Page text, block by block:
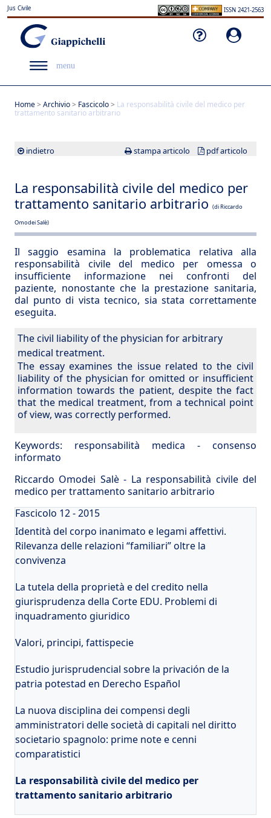
Jus Civile ISSN 2421-2563
menu
Home> Archivio> Fascicolo> La responsabilità civile del medico per
trattamento sanitario arbitrario
indietro stampa articolo pdf articolo
La responsabilità civile del medico per
trattamento sanitario arbitrario (di Riccardo
Omodei Salè)
Il saggio esamina la problematica relativa alla
responsabilità civile del medico per omessa o
insufficiente informazione nei confronti del
paziente, nonostante che la prestazione sanitaria,
dal punto di vista tecnico, sia stata correttamente
eseguita.
The civil liability of the physician for arbitrary
medical treatment.
The essay examines the issue related to the civil
liability of the physician for omitted or insufficient
information towards the patient, despite the fact
that the medical treatment, from a technical point
of view, was correctly performed.
Keywords: responsabilità medica - consenso
informato
Riccardo Omodei Salè - La responsabilità civile del
medico per trattamento sanitario arbitrario
Fascicolo 12 - 2015
Identità del corpo inanimato e legami affettivi.
Rilevanza delle relazioni “familiari” oltre la
convivenza
La tutela della proprietà e del credito nella
giurisprudenza della Corte EDU. Problemi di
inquadramento giuridico
Valori, principi, fattispecie
Estudio jurisprudencial sobre la privación de la
patria potestad en Derecho Español
La nuova disciplina dei compensi degli
amministratori delle società di capitali nel diritto
societario spagnolo: prime note e cenni
comparatistici
La responsabilità civile del medico per
trattamento sanitario arbitrario